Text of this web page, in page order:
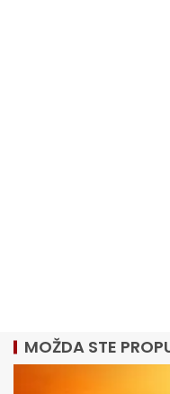
MOŽDA STE